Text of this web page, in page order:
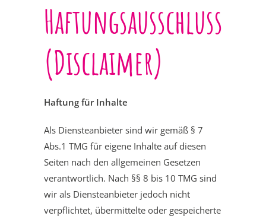
Haftungsausschluss
(Disclaimer)
Haftung für Inhalte
Als Diensteanbieter sind wir gemäß § 7
Abs.1 TMG für eigene Inhalte auf diesen
Seiten nach den allgemeinen Gesetzen
verantwortlich. Nach §§ 8 bis 10 TMG sind
wir als Diensteanbieter jedoch nicht
verpflichtet, übermittelte oder gespeicherte